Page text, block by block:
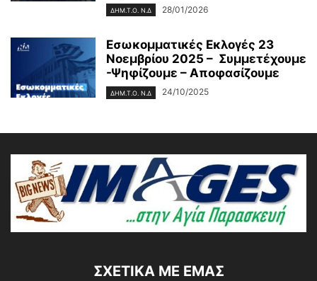
ΔΗΜ.Τ.Ο. Ν.Δ 28/01/2026
Εσωκομματικές Εκλογές 23
Νοεμβρίου 2025 – Συμμετέχουμε
-Ψηφίζουμε – Αποφασίζουμε
ΔΗΜ.Τ.Ο. Ν.Δ 24/10/2025
ΣΧΕΤΙΚΆ ΜΕ ΕΜΆΣ